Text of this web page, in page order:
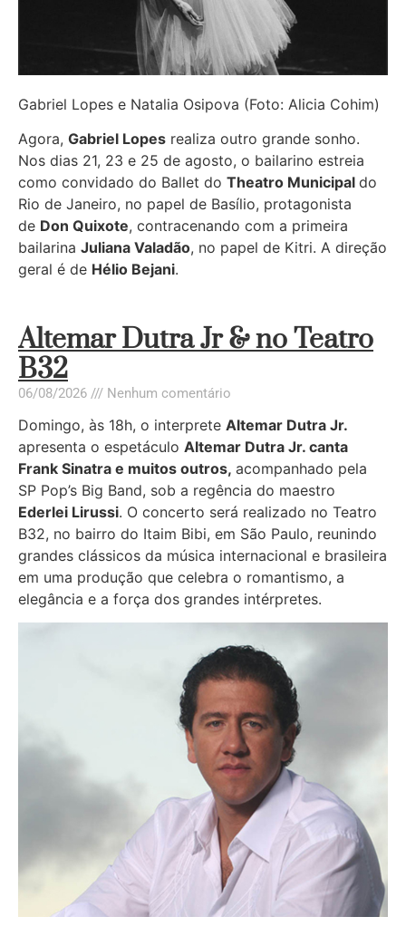
Gabriel Lopes e Natalia Osipova (Foto: Alicia Cohim)
Agora, Gabriel Lopes realiza outro grande sonho.
Nos dias 21, 23 e 25 de agosto, o bailarino estreia
como convidado do Ballet do Theatro Municipal do
Rio de Janeiro, no papel de Basílio, protagonista
de Don Quixote, contracenando com a primeira
bailarina Juliana Valadão, no papel de Kitri. A direção
geral é de Hélio Bejani.
Altemar Dutra Jr & no Teatro
B32
06/08/2026 Nenhum comentário
Domingo, às 18h, o interprete Altemar Dutra Jr.
apresenta o espetáculo Altemar Dutra Jr. canta
Frank Sinatra e muitos outros, acompanhado pela
SP Pop’s Big Band, sob a regência do maestro
Ederlei Lirussi. O concerto será realizado no Teatro
B32, no bairro do Itaim Bibi, em São Paulo, reunindo
grandes clássicos da música internacional e brasileira
em uma produção que celebra o romantismo, a
elegância e a força dos grandes intérpretes.